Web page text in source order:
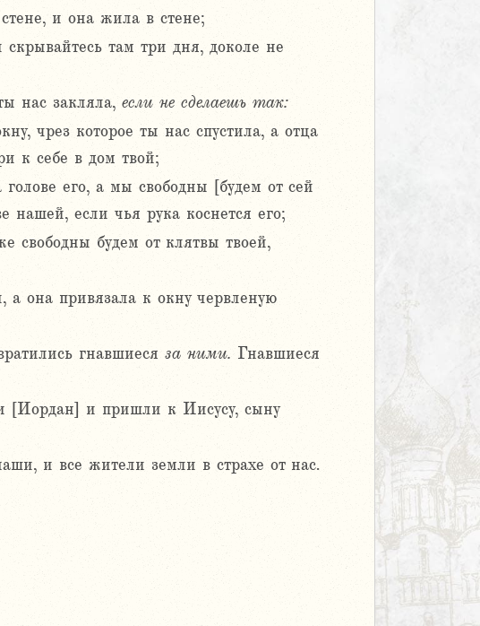
и она жила в стене;
там три дня, доколе не
нас закляла, если не сделаешь так:
чрез которое ты нас спустила, а отца
к себе в дом твой;
его, а мы свободны [будем от сей
нашей, если чья рука коснется его;
свободны будем от клятвы твоей,
она привязала к окну червленую
гнавшиеся за ними. Гнавшиеся
[Иордан] и пришли к Иисусу, сыну
и все жители земли в страхе от нас.